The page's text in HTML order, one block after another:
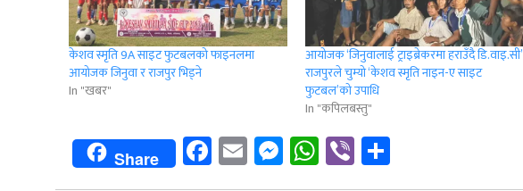
केशव स्मृति 9A साइट फुटबलको फाइनलमा
आयोजक जिनुवा र राजपुर भिड्ने
In "खबर"
आयोजक ‘जिनुवालाई ट्राइब्रेकरमा हराउँदै डि.वाइ.सी’
राजपुरले चुम्यो ‘केशव स्मृति नाइन-ए साइट
फुटबल’को उपाधि
In "कपिलबस्तु"
Share Facebook
EmailMessenger
WhatsApp
Viber